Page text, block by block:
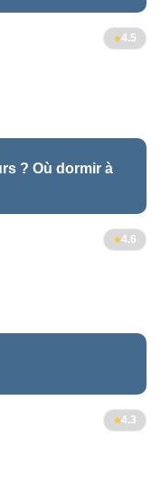
4.5
? Où dormir à
4.6
4.3